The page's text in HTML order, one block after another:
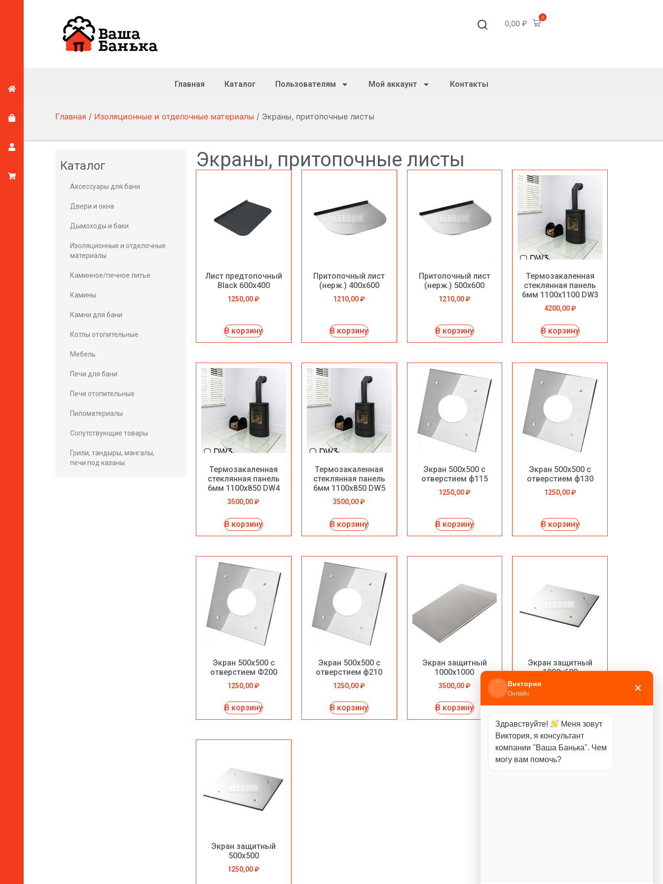
0,00 ₽
0
Главная Каталог Пользователям Мой аккаунт Контакты
Главная / Изоляционные и отделочные материалы / Экраны, притопочные листы
Каталог
Аксессуары для бани
Двери и окна
Дымоходы и баки
Изоляционные и отделочные
материалы
Каминное/печное литье
Камины
Камни для бани
Котлы отопительные
Мебель
Печи для бани
Печи отопительные
Пиломатериалы
Сопутствующие товары
Грили, тандыры, мангалы,
печи под казаны
Экраны, притопочные листы
Лист предтопочный
Black 600х400
1250,00₽
В корзину
Притопочный лист
(нерж.) 400х600
1210,00₽
В корзину
Притопочный лист
(нерж.) 500х600
1210,00₽
В корзину
Термозакаленная
стеклянная панель
6мм 1100х1100 DW3
4200,00₽
В корзину
Термозакаленная
стеклянная панель
6мм 1100х850 DW4
3500,00₽
В корзину
Термозакаленная
стеклянная панель
6мм 1100х850 DW5
3500,00₽
В корзину
Экран 500х500 с
отверстием ф115
1250,00₽
В корзину
Экран 500х500 с
отверстием ф130
1250,00₽
В корзину
Экран 500х500 с
отверстием Ф200
1250,00₽
В корзину
Экран 500х500 с
отверстием ф210
1250,00₽
В корзину
Экран защитный
1000х1000
3500,00₽
В корзину
Экран защитный
1000х600
В корзину
Экран защитный
500х500
1250,00₽
Виктория
Онлайн ×
Здравствуйте!
Меня зовут
Виктория, я консультант
компании "Ваша Банька". Чем
могу вам помочь?